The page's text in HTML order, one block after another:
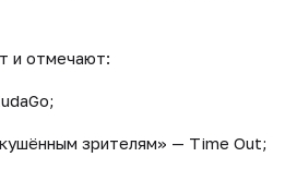
и отмечают:
зрителям» — Time Out;